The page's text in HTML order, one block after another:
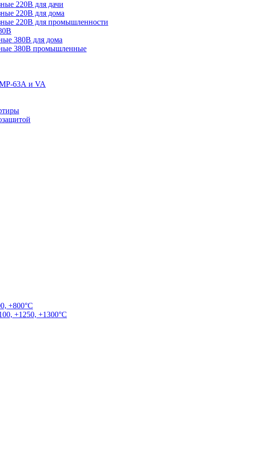
220В для дачи
220В для дома
220В для промышленности
380В для дома
380В промышленные
МР-63А и VA
+800°C
+1250, +1300°C